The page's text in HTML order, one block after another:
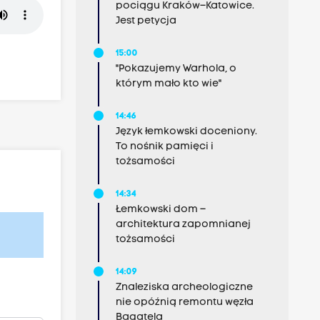
pociągu Kraków–Katowice.
Jest petycja
15:00
"Pokazujemy Warhola, o
którym mało kto wie"
14:46
Język łemkowski doceniony.
To nośnik pamięci i
tożsamości
14:34
Łemkowski dom –
architektura zapomnianej
tożsamości
14:09
Znaleziska archeologiczne
nie opóźnią remontu węzła
Bagatela